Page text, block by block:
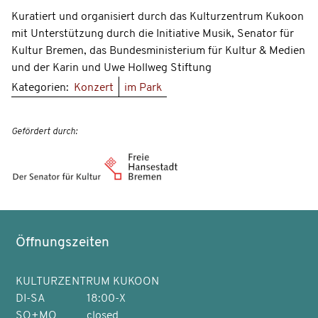
Kuratiert und organisiert durch das Kulturzentrum Kukoon
mit Unterstützung durch die Initiative Musik, Senator für
Kultur Bremen, das Bundesministerium für Kultur & Medien
und der Karin und Uwe Hollweg Stiftung
Kategorien:
Konzert im Park
Gefördert durch:
Öffnungszeiten
KULTURZENTRUM KUKOON
DI-SA
18:00-X
SO+MO
closed